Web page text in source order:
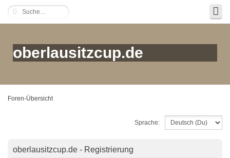
oberlausitzcup.de
Foren-Übersicht
Sprache:
oberlausitzcup.de - Registrierung